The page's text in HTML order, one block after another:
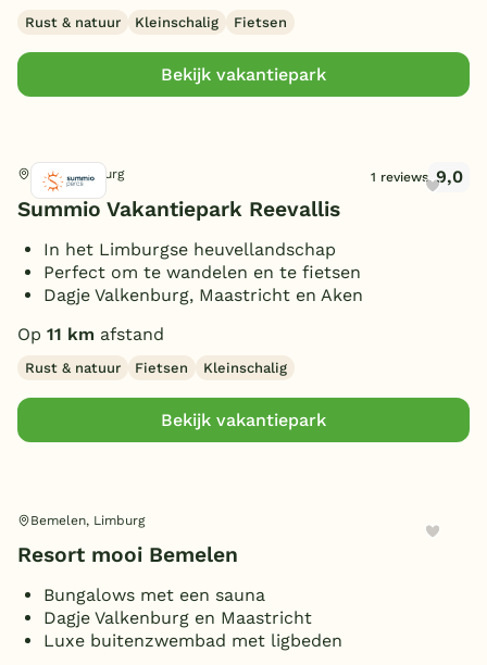
Rust & natuur Kleinschalig Fietsen
Bekijk vakantiepark
Vijlen, Limburg 1 reviews 9,0
Summio Vakantiepark Reevallis
In het Limburgse heuvellandschap
Perfect om te wandelen en te fietsen
Dagje Valkenburg, Maastricht en Aken
Op 11 km afstand
Rust & natuur Fietsen Kleinschalig
Bekijk vakantiepark
Bemelen, Limburg
Resort mooi Bemelen
Bungalows met een sauna
Dagje Valkenburg en Maastricht
Luxe buitenzwembad met ligbeden